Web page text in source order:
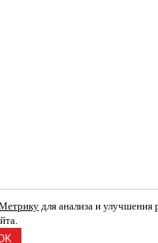
для анализа и улучшения